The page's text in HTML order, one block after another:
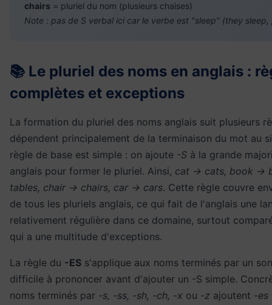
chairs = pluriel du nom (plusieurs chaises)
Note : pas de S verbal ici car le verbe est "sleep" (they sleep,
📚 Le pluriel des noms en anglais :
complètes et exceptions
La formation du pluriel des noms anglais suit plusieurs
dépendent principalement de la terminaison du mot au
règle de base est simple : on ajoute -S à la grande
anglais pour former le pluriel. Ainsi, cat → cats, book →
tables, chair → chairs, car → cars. Cette règle couvre
de tous les pluriels anglais, ce qui fait de l'anglais une
relativement régulière dans ce domaine, surtout
qui a une multitude d'exceptions.
La règle du -ES s'applique aux noms terminés par un
difficile à prononcer avant d'ajouter un -S simple.
noms terminés par -s, -ss, -sh, -ch, -x ou -z ajoutent -es